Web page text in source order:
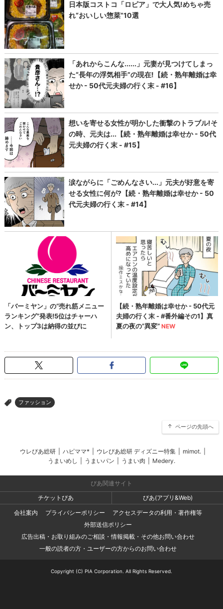
> ファッション
ページの先頭へ
ウレぴあ総研 ハピママ* ウレぴあ総研 ディズニー特集 mimot.
うまいめし
うまいパン うまい肉 Medery.
ぴあ関連サイト
チケットぴあ
ぴあ(アプリ&Web)
会社案内
プライバシーポリシー
アクセスデータの利用・著作権等
外部送信ポリシー
広告出稿・お取り組みのご相談・情報掲載・その他お問い合わせ
一般の読者の方・ユーザーの方からのお問い合わせ
Copyright (C) PIA Corporation. All Rights Reserved.